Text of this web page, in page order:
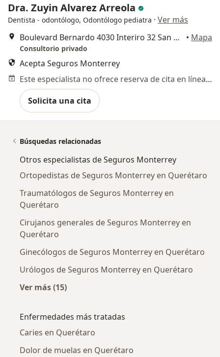
Dra. Zuyin Alvarez Arreola
Dentista - odontólogo, Odontólogo pediatra · Ver más
Boulevard Bernardo 4030 Interiro 32 San Pablo, Querétaro, Querétaro, Santiago de Querétaro
• Mapa
Consultorio privado
Acepta Seguros Monterrey
Este especialista no ofrece reserva de cita en línea en esta dirección.
Solicita una cita
Búsquedas relacionadas
Otros especialistas de Seguros Monterrey
Ortopedistas de Seguros Monterrey en Querétaro
Traumatólogos de Seguros Monterrey en
Querétaro
Cirujanos generales de Seguros Monterrey en
Querétaro
Ginecólogos de Seguros Monterrey en Querétaro
Urólogos de Seguros Monterrey en Querétaro
Ver más (15)
Enfermedades más tratadas
Caries en Querétaro
Dolor de muelas en Querétaro